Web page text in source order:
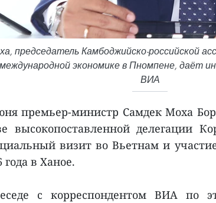
председатель Камбоджийско-российской
экономике в Пномпене, даёт
ВИА
премьер-министр Самдек Моха
высокопоставленной делегации
визит во Вьетнам и
года в Ханое.
с корреспондентом ВИА по